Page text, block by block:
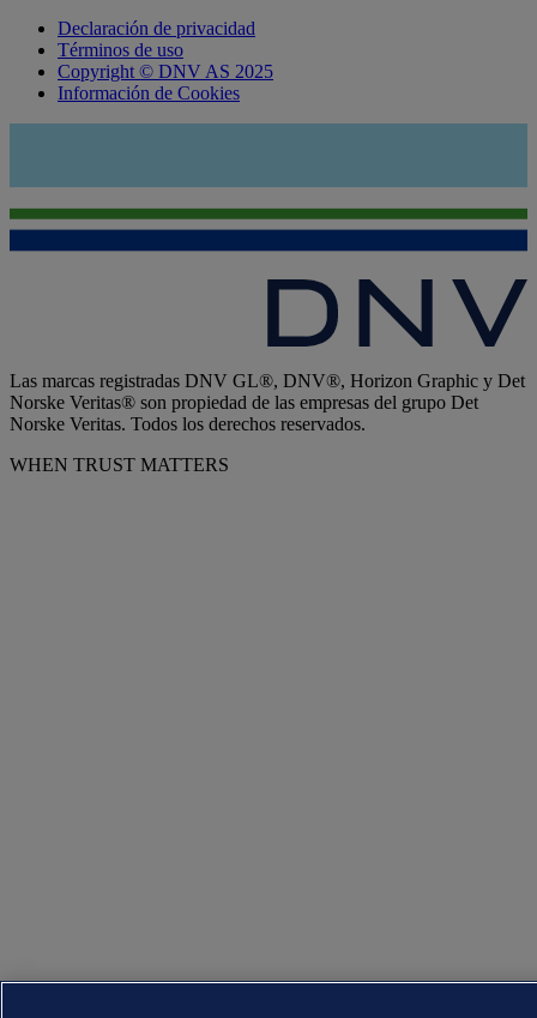
Declaración de privacidad
Términos de uso
Copyright © DNV AS 2025
Información de Cookies
Las marcas registradas DNV GL®, DNV®, Horizon Graphic y Det
Norske Veritas® son propiedad de las empresas del grupo Det
Norske Veritas. Todos los derechos reservados.
WHEN TRUST MATTERS